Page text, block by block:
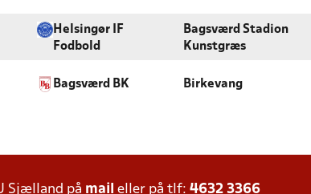
Helsingør IF
Fodbold
Bagsværd Stadion
Kunstgræs
Bagsværd BK Birkevang
Sjælland på mail eller på tlf: 4632 3366